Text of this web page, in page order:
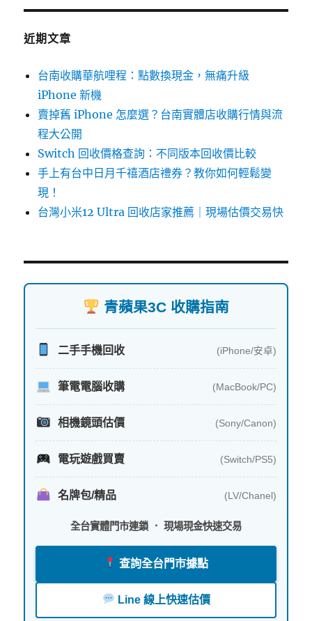
鍵
近期文章
台南收購華航哩程：點數換現金，無痛升級
iPhone 新機
賣掉舊 iPhone 怎麼選？台南實體店收購行情與流
程大公開
Switch 回收價格查詢：不同版本回收價比較
手上有台中日月千禧酒店禮券？教你如何輕鬆變
現！
台灣小米12 Ultra 回收店家推薦｜現場估價交易快
青蘋果3C 收購指南
二手手機回收 (iPhone/安卓)
筆電電腦收購 (MacBook/PC)
相機鏡頭估價 (Sony/Canon)
電玩遊戲買賣 (Switch/PS5)
名牌包/精品 (LV/Chanel)
全台實體門市連鎖 ． 現場現金快速交易
查詢全台門市據點
Line 線上快速估價